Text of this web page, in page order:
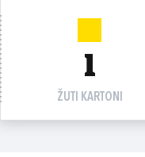
1
ŽUTI KARTONI